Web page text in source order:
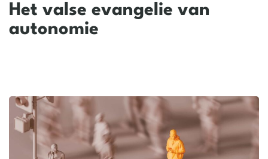
Het valse evangelie van
autonomie